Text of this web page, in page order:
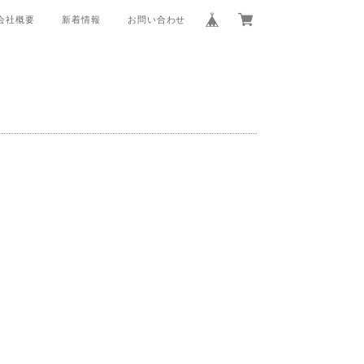
社概要 新着情報 お問い合わせ